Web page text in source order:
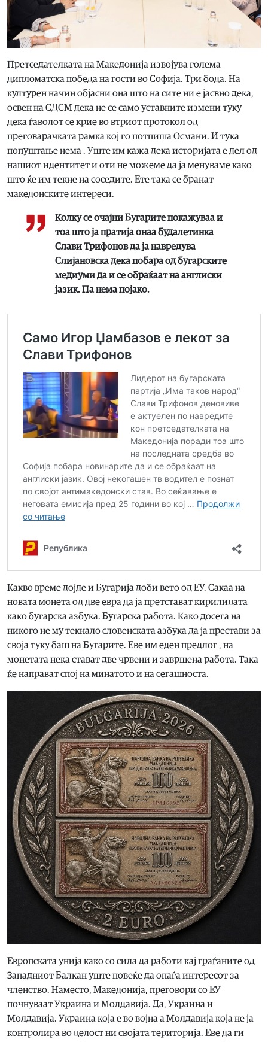
Претседателката на Македонија извојува голема
дипломатска победа на гости во Софија. Три бода. На
културен начин објасни она што на сите ни е јасвно дека,
освен на СДСМ дека не се само уставните измени туку
дека ѓаволот се крие во втриот протокол од
преговарачката рамка кој го потпиша Османи. И тука
попуштање нема . Уште им кажа дека историјата е дел од
нашиот идентитет и оти не можеме да ја менуваме како
што ќе им текне на соседите. Ете така се бранат
македонските интереси.
Колку се очајни Бугарите покажуваа и
тоа што ја пратија онаа будалетинка
Слави Трифонов да ја навредува
Слијановска дека побара од бугарските
медиуми да и се обраќаат на англиски
јазик. Па нема појако.
Какво време дојде и Бугарија доби вето од ЕУ. Сакаа на
новата монета од две евра да ја претстават кирилицата
како бугарска азбука. Бугарска работа. Како досега на
никого не му текнало словенската азбука да ја престави за
своја туку баш на Бугарите. Еве им еден предлог , на
монетата нека стават две чрвени и завршена работа. Така
ќе направат спој на минатото и на сегашноста.
Европската унија како со сила да работи кај граѓаните од
Западниот Балкан уште повеќе да опаѓа интересот за
членство. Наместо, Македонија, преговори со ЕУ
почнуваат Украина и Молдавија. Да, Украина и
Молдавија. Украина која е во војна а Молдавија која не ја
контролира во целост ни својата територија. Еве да ги